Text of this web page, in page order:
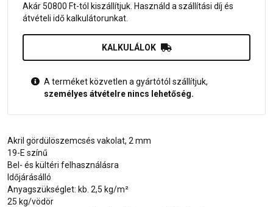
Akár 50800 Ft-tól kiszállítjuk. Használd a szállítási díj és
átvételi idő kalkulátorunkat.
KALKULÁLOK
A terméket közvetlen a gyártótól szállítjuk,
személyes átvételre nincs lehetőség.
Akril gördülöszemcsés vakolat, 2 mm
19-E színű
Bel- és kültéri felhasználásra
Időjárásálló
Anyagszükséglet: kb. 2,5 kg/m²
25 kg/vödör